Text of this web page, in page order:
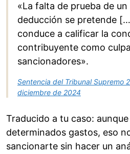
«La falta de prueba de
deducción se pretende
conduce a calificar la
contribuyente como
sancionadores».
Sentencia del Tribunal Supremo
diciembre de 2024
Traducido a tu caso:
determinados gastos, eso
sancionarte sin hacer un